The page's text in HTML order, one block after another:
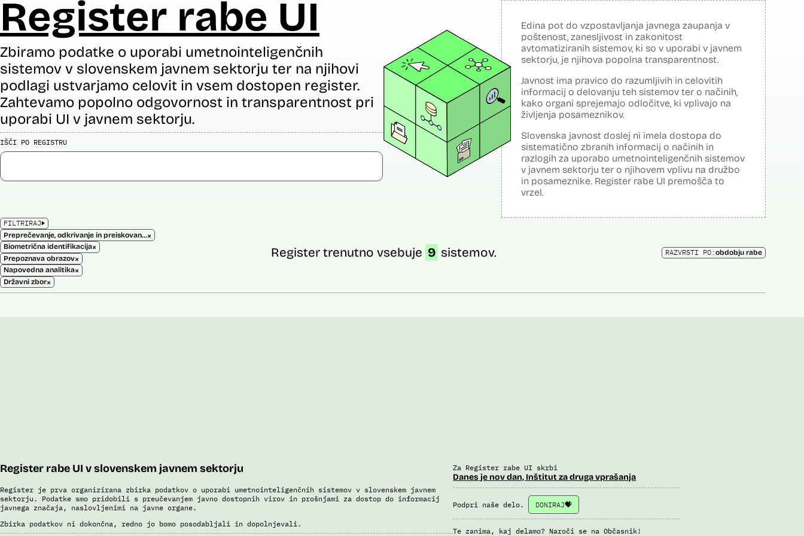
Register rabe UI
Zbiramo podatke o uporabi umetnointeligenčnih
sistemov v slovenskem javnem sektorju ter na njihovi
podlagi ustvarjamo celovit in vsem dostopen register.
Zahtevamo popolno odgovornost in transparentnost pri
uporabi UI v javnem sektorju.
IŠČI PO REGISTRU
Edina pot do vzpostavljanja javnega zaupanja v
poštenost, zanesljivost in zakonitost
avtomatiziranih sistemov, ki so v uporabi v javnem
sektorju, je njihova popolna transparentnost.
Javnost ima pravico do razumljivih in celovitih
informacij o delovanju teh sistemov ter o načinih,
kako organi sprejemajo odločitve, ki vplivajo na
življenja posameznikov.
Slovenska javnost doslej ni imela dostopa do
sistematično zbranih informacij o načinih in
razlogih za uporabo umetnointeligenčnih sistemov
v javnem sektorju ter o njihovem vplivu na družbo
in posameznike. Register rabe UI premošča to
vrzel.
FILTRIRAJ
Preprečevanje, odkrivanje in preiskovanje kaznivih dejanj×
Biometrična identifikacija×
Prepoznava obrazov×
Napovedna analitika×
Državni zbor×
Register trenutno vsebuje 9 sistemov. RAZVRSTI PO:obdobju rabe
Register rabe UI v slovenskem javnem sektorju
Register je prva organizirana zbirka podatkov o uporabi umetnointeligenčnih sistemov v slovenskem javnem
sektorju. Podatke smo pridobili s preučevanjem javno dostopnih virov in prošnjami za dostop do informacij
javnega značaja, naslovljenimi na javne organe.
Zbirka podatkov ni dokončna, redno jo bomo posodabljali in dopolnjevali.
Za Register rabe UI skrbi
Danes je nov dan, Inštitut za druga vprašanja
Podpri naše delo. DONIRAJ
Te zanima, kaj delamo? Naroči se na Občasnik!